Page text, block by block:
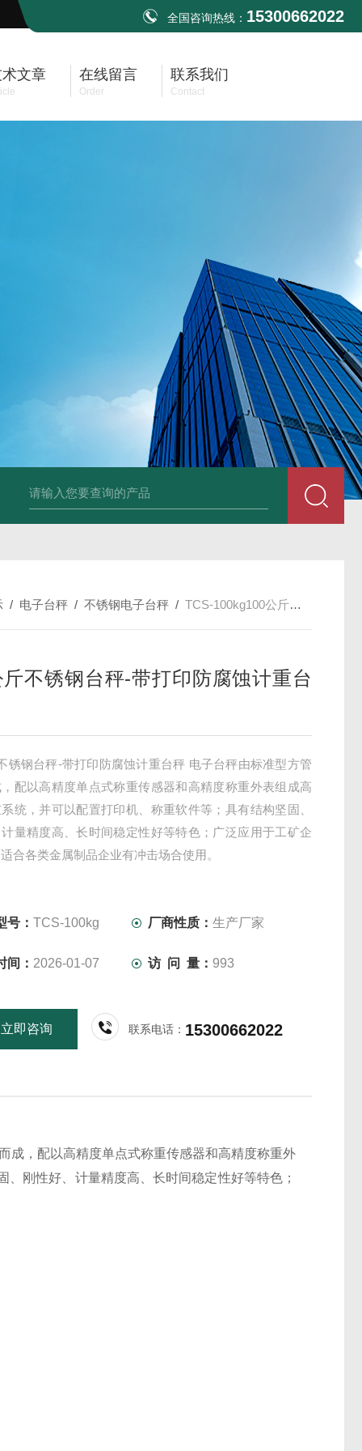
全国咨询热线： 15300662022
文章 在线留言
Order
联系我们
Contact
不锈钢电子地磅 3吨可冲洗电子平台秤 带检重报警输送线75kg
/ 电子台秤 /不锈钢电子台秤 /TCS-100kg100公斤不锈钢台秤-带打印防腐蚀计重台秤
斤不锈钢台秤-带打印防腐蚀计重台
锈钢台秤-带打印防腐蚀计重台秤 电子台秤由标准型方管
配以高精度单点式称重传感器和高精度称重外表组成高
统，并可以配置打印机、称重软件等；具有结构坚固、
量精度高、长时间稳定性好等特色；广泛应用于工矿企
合各类金属制品企业有冲击场合使用。
号： TCS-100kg 厂商性质：生产厂家
间： 2026-01-07 访 问 量： 993
立即咨询 联系电话： 15300662022
成，配以高精度单点式称重传感器和高精度称重外
刚性好、计量精度高、长时间稳定性好等特色；